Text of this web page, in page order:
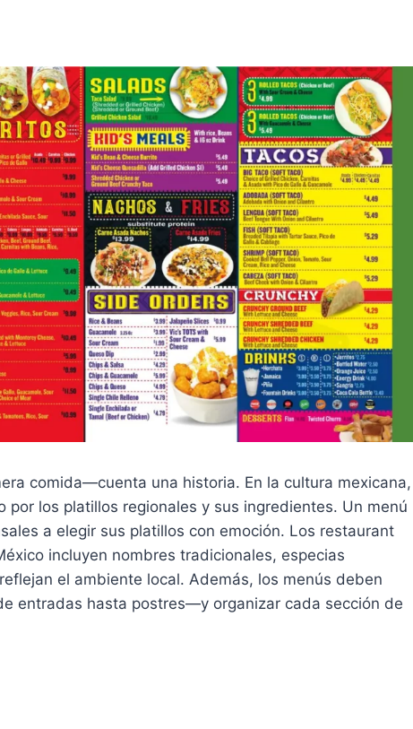
comida—cuenta una historia. En la cultura mexicana,
por los platillos regionales y sus ingredientes. Un menú
a elegir sus platillos con emoción. Los restaurant
incluyen nombres tradicionales, especias
el ambiente local. Además, los menús deben
entradas hasta postres—y organizar cada sección de